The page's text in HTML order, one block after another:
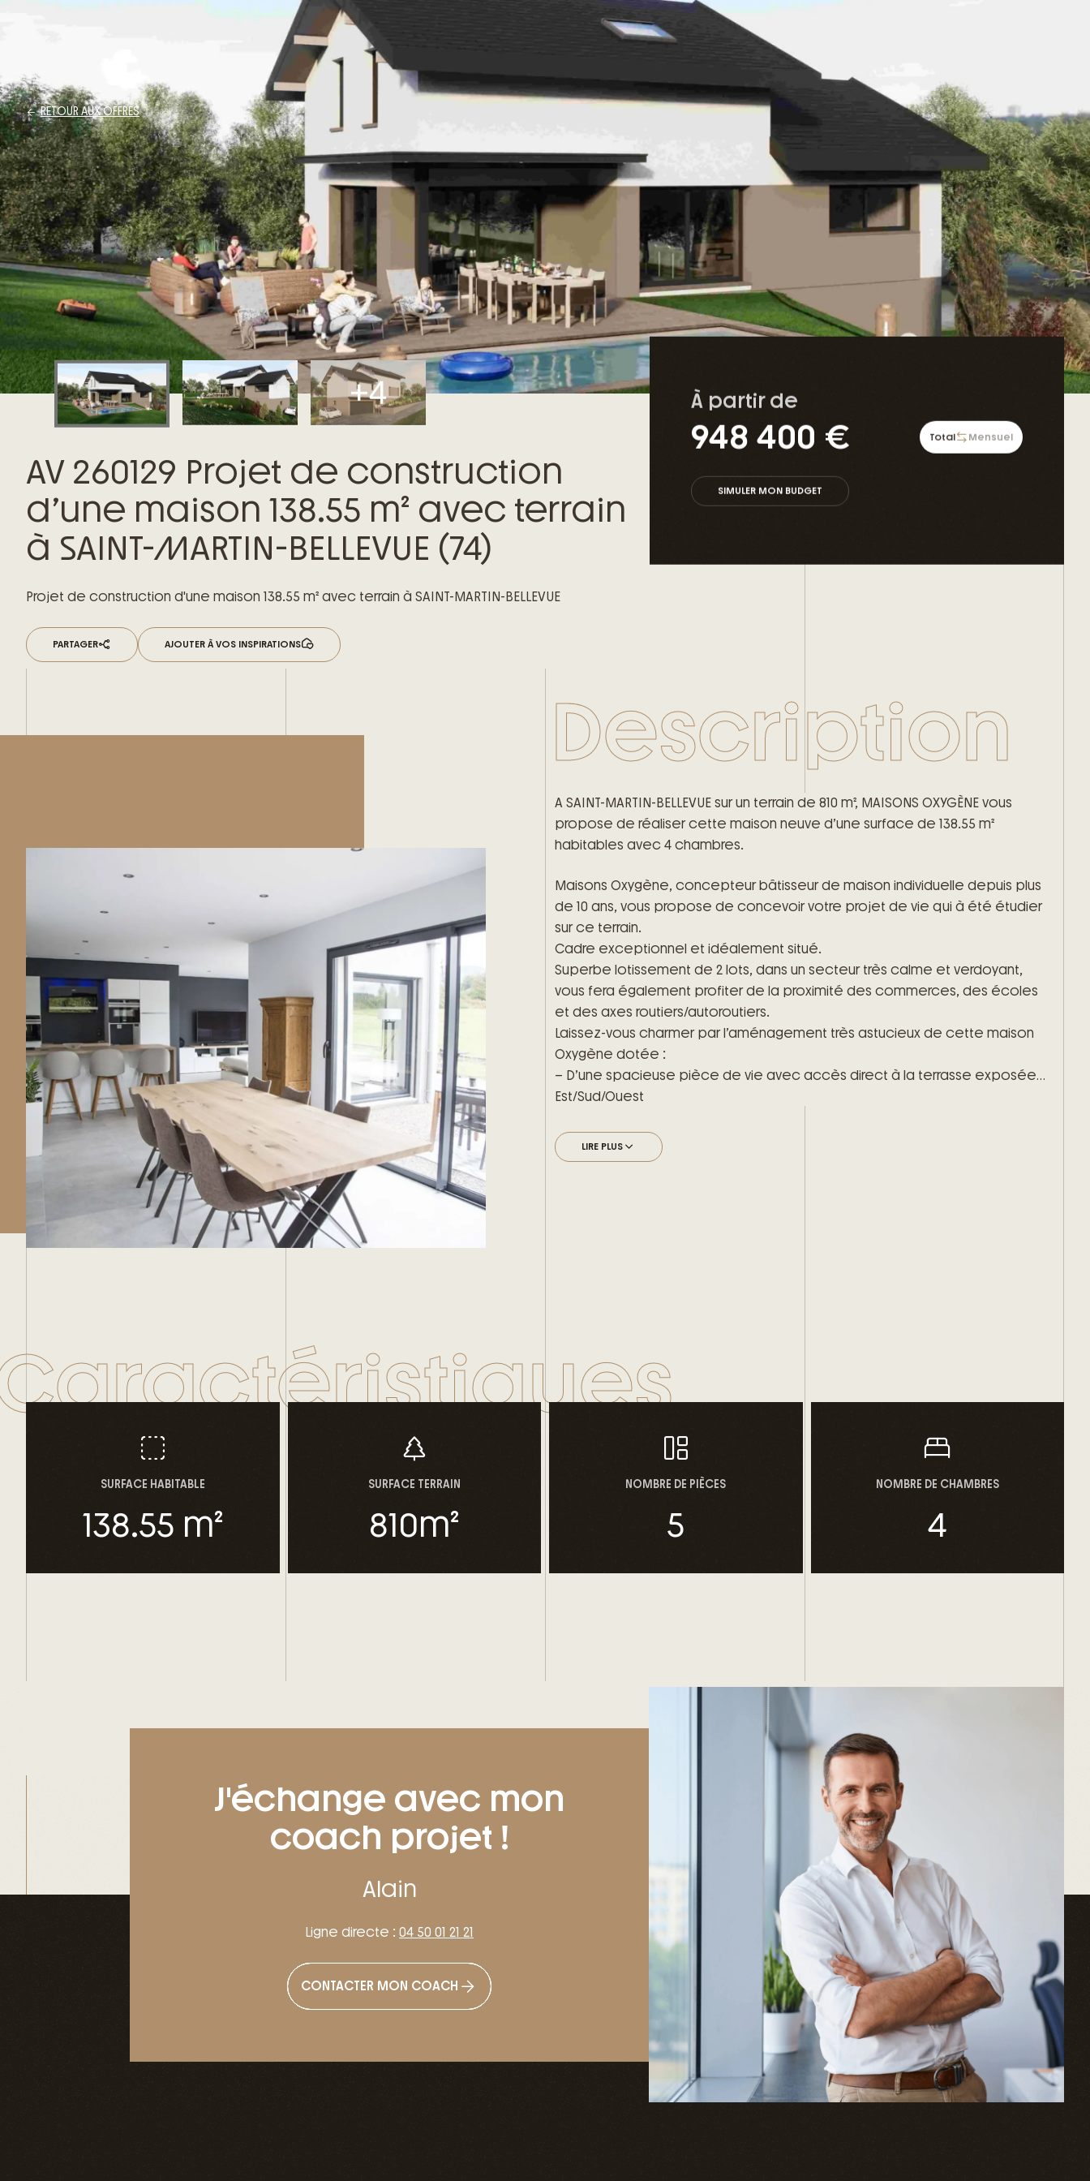
RETOUR AUX OFFRES
AV 260129 Projet de construction
d’une maison 138.55 m² avec terrain
à SAINT-MARTIN-BELLEVUE (74)
Projet de construction d'une maison 138.55 m² avec terrain à SAINT-MARTIN-BELLEVUE
PARTAGER AJOUTER À VOS INSPIRATIONS
À partir de
948 400 € Total Mensuel
SIMULER MON BUDGET
Description
A SAINT-MARTIN-BELLEVUE sur un terrain de 810 m², MAISONS OXYGÈNE vous
propose de réaliser cette maison neuve d’une surface de 138.55 m²
habitables avec 4 chambres.
Maisons Oxygène, concepteur bâtisseur de maison individuelle depuis plus
de 10 ans, vous propose de concevoir votre projet de vie qui à été étudier
sur ce terrain.
Cadre exceptionnel et idéalement situé.
Superbe lotissement de 2 lots, dans un secteur très calme et verdoyant,
vous fera également profiter de la proximité des commerces, des écoles
et des axes routiers/autoroutiers.
Laissez-vous charmer par l’aménagement très astucieux de cette maison
Oxygène dotée :
– D’une spacieuse pièce de vie avec accès direct à la terrasse exposée
Est/Sud/Ouest
– De larges baies vitrées traversantes laissant entrer la luminosité naturelle
– D’un espace nuit à l’étage avec 2 grandes chambres et un bel espace
– La domotique permettant de piloter à distance l’habitation
– Les bienfaits d’une luminosité naturelle avec une performance thermique à
– La mise en œuvre de nos artisans locaux
Bénéficiez d’une maison Oxygène, labellisée NF Habitat Haute Qualité
Environnementale qui fait du bien à la planète, à votre consommation
Pour élaborer ensemble les contours de votre futur « chez-vous »,
contactez-moi au 04 50 01 21 21.
LIRE PLUS
SURFACE HABITABLE
138.55 m²
SURFACE TERRAIN
810m²
NOMBRE DE PIÈCES
5
NOMBRE DE CHAMBRES
4
J'échange avec mon
coach projet !
Alain
Ligne directe : 04 50 01 21 21
CONTACTER MON COACH